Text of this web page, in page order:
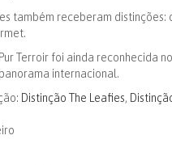
também receberam
Terroir foi ainda reconhecida
internacional.
Distinção The Leafies,